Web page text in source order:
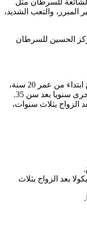
للسرطان مثل
المبرر، والتعب الشديد،
الحسين للسرطان
فحص سريريّ للثّدي من قبل مختصّ ابتداء من عمر 20 سنة،
سنويا بعد سن 35.
الزواج بثلاث سنوات،
بعد الزواج بثلاث